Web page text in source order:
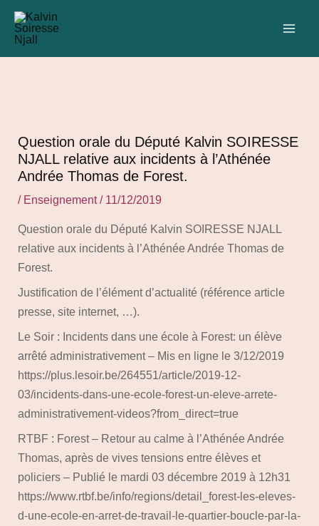
Aller
contenu
Question orale du Député Kalvin SOIRESSE
NJALL relative aux incidents à l’Athénée
Andrée Thomas de Forest.
/ Enseignement/ 11/12/2019
Question orale du Député Kalvin SOIRESSE NJALL
relative aux incidents à l’Athénée Andrée Thomas de
Forest.
Justification de l’élément d’actualité (référence article
presse, site internet, …).
Le Soir : Incidents dans une école à Forest: un élève
arrêté administrativement – Mis en ligne le 3/12/2019
https://plus.lesoir.be/264551/article/2019-12-
03/incidents-dans-une-ecole-forest-un-eleve-arrete-
administrativement-videos?from_direct=true
RTBF : Forest – Retour au calme à l’Athénée Andrée
Thomas, après de vives tensions entre élèves et
policiers – Publié le mardi 03 décembre 2019 à 12h31
https://www.rtbf.be/info/regions/detail_forest-les-eleves-
d-une-ecole-en-arret-de-travail-le-quartier-boucle-par-la-
Navigation
des
articles
C
a
e
s